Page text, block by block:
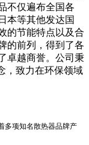
不仅遍布全国各
本等其他发达国
的节能特点以及合
的前列，得到了各
卓越商誉。公司秉
，致力在环保领域
多项知名散热器品牌产